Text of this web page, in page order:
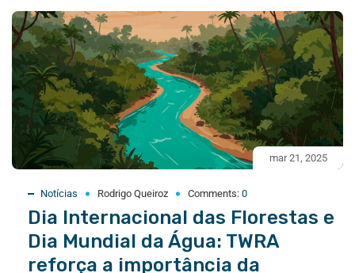
mar 21, 2025
Notícias Rodrigo Queiroz Comments: 0
Dia Internacional das Florestas e
Dia Mundial da Água: TWRA
reforça a importância da